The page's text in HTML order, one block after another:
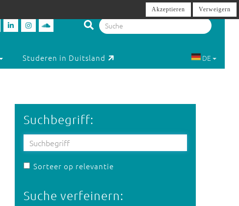
Studeren in Duitsland DE
Suchbegriff:
Sorteer op relevantie
Suche verfeinern:
Akzeptieren Verweigern